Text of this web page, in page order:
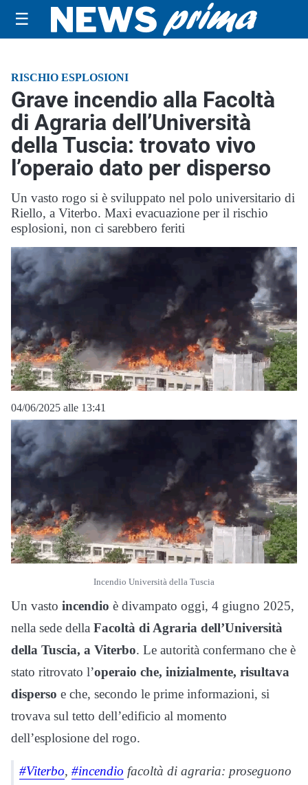
☰
RISCHIO ESPLOSIONI
Grave incendio alla Facoltà
di Agraria dell’Università
della Tuscia: trovato vivo
l’operaio dato per disperso
Un vasto rogo si è sviluppato nel polo universitario di
Riello, a Viterbo. Maxi evacuazione per il rischio
esplosioni, non ci sarebbero feriti
04/06/2025 alle 13:41
Incendio Università della Tuscia
Un vasto incendio è divampato oggi, 4 giugno 2025,
nella sede della Facoltà di Agraria dell’Università
della Tuscia, a Viterbo. Le autorità confermano che è
stato ritrovato l’operaio che, inizialmente, risultava
disperso e che, secondo le prime informazioni, si
trovava sul tetto dell’edificio al momento
dell’esplosione del rogo.
#Viterbo, #incendio facoltà di agraria: proseguono